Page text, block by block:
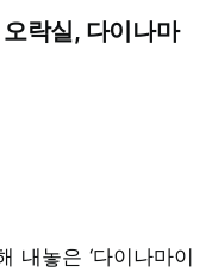
락실, 다이나마
내놓은 ‘다이나마이